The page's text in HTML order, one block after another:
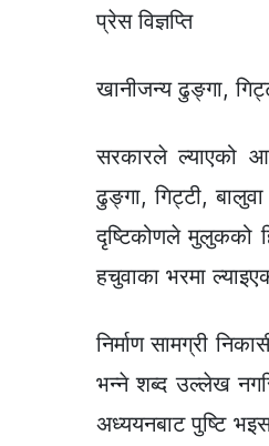
प्रेस विज्ञप्ति
खानीजन्य ढुङ्गा,
सरकारले ल्याएको
ढुङ्गा, गिट्टी,
दृष्टिकोणले मुलुकको
हचुवाका भरमा
निर्माण सामग्री
भन्ने शब्द उल्लेख
अध्ययनबाट पुष्टि